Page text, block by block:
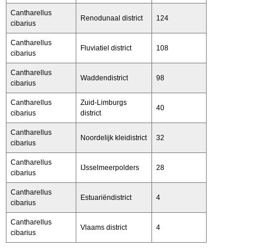
Cantharellus
cibarius
Renodunaal district 124
Cantharellus
cibarius
Fluviatiel district 108
Cantharellus
cibarius
Waddendistrict 98
Cantharellus
cibarius
Zuid-Limburgs
district
40
Cantharellus
cibarius
Noordelijk kleidistrict 32
Cantharellus
cibarius
IJsselmeerpolders 28
Cantharellus
cibarius
Estuariëndistrict 4
Cantharellus
cibarius
Vlaams district 4